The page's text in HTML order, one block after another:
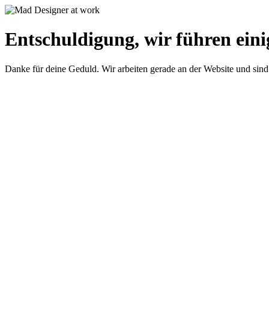
Entschuldigung, wir führen
Danke für deine Geduld. Wir arbeiten gerade an der Website und